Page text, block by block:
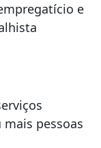
e
pessoas